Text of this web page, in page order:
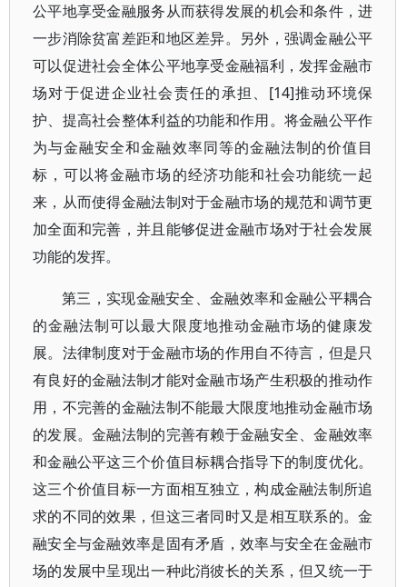
公平地享受金融服务从而获得发展的机会和条件，进
一步消除贫富差距和地区差异。另外，强调金融公平
可以促进社会全体公平地享受金融福利，发挥金融市
场对于促进企业社会责任的承担、[14]推动环境保
护、提高社会整体利益的功能和作用。将金融公平作
为与金融安全和金融效率同等的金融法制的价值目
标，可以将金融市场的经济功能和社会功能统一起
来，从而使得金融法制对于金融市场的规范和调节更
加全面和完善，并且能够促进金融市场对于社会发展
功能的发挥。
第三，实现金融安全、金融效率和金融公平耦合
的金融法制可以最大限度地推动金融市场的健康发
展。法律制度对于金融市场的作用自不待言，但是只
有良好的金融法制才能对金融市场产生积极的推动作
用，不完善的金融法制不能最大限度地推动金融市场
的发展。金融法制的完善有赖于金融安全、金融效率
和金融公平这三个价值目标耦合指导下的制度优化。
这三个价值目标一方面相互独立，构成金融法制所追
求的不同的效果，但这三者同时又是相互联系的。金
融安全与金融效率是固有矛盾，效率与安全在金融市
场的发展中呈现出一种此消彼长的关系，但又统一于